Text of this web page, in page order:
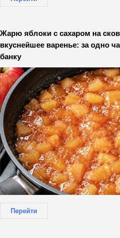
Жарю яблоки с сахаром на
вкуснейшее варенье: за одно
банку
Перейти